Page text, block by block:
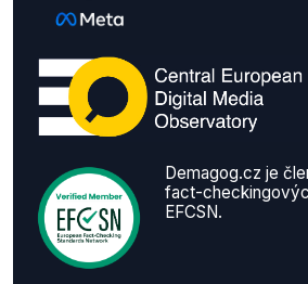
Demagog.cz je
fact-
EFCSN.